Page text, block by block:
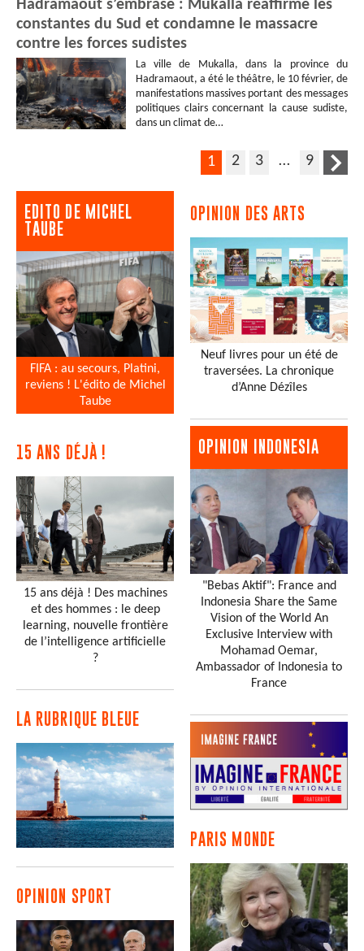
Hadramaout s’embrase : Mukalla réaffirme les
constantes du Sud et condamne le massacre
contre les forces sudistes
La ville de Mukalla, dans la province du
Hadramaout, a été le théâtre, le 10 février, de
manifestations massives portant des messages
politiques clairs concernant la cause sudiste,
dans un climat de…
1 2 3 … 9
EDITO DE MICHEL
TAUBE
FIFA : au secours, Platini,
reviens ! L'édito de Michel
Taube
15 ANS DÉJÀ !
15 ans déjà ! Des machines
et des hommes : le deep
learning, nouvelle frontière
de l’intelligence artificielle
?
LA RUBRIQUE BLEUE
OPINION SPORT
OPINION DES ARTS
Neuf livres pour un été de
traversées. La chronique
d’Anne Dézîles
OPINION INDONESIA
"Bebas Aktif": France and
Indonesia Share the Same
Vision of the World An
Exclusive Interview with
Mohamad Oemar,
Ambassador of Indonesia to
France
PARIS MONDE